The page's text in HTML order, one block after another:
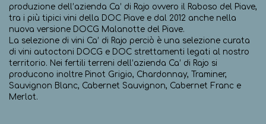
produzione dell’azienda Ca’ di Rajo ovvero il Raboso del Piave,
tra i più tipici vini della DOC Piave e dal 2012 anche nella
nuova versione DOCG Malanotte del Piave.
La selezione di vini Ca’ di Rajo perciò è una selezione curata
di vini autoctoni DOCG e DOC strettamenti legati al nostro
territorio. Nei fertili terreni dell’azienda Ca’ di Rajo si
producono inoltre Pinot Grigio, Chardonnay, Traminer,
Sauvignon Blanc, Cabernet Sauvignon, Cabernet Franc e
Merlot.